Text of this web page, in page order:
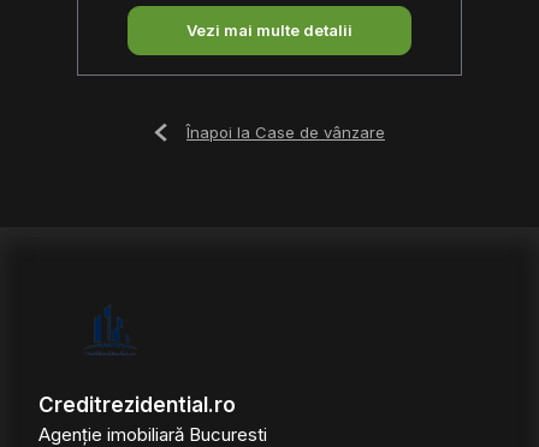
Vezi mai multe detalii
Înapoi la Case de vânzare
Creditrezidential.ro
Agenție imobiliară Bucuresti